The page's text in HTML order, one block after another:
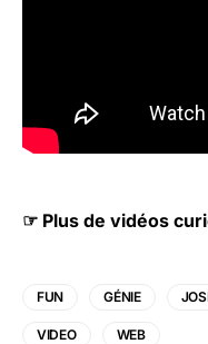
☞ Plus de vidéos
FUN GÉNIE
VIDEO WEB